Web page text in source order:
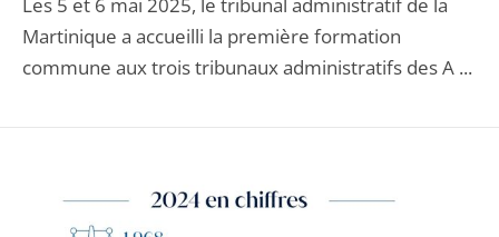
Martinique a accueilli la première formation
commune aux trois tribunaux administratifs des A ...